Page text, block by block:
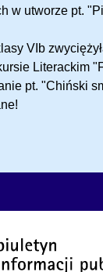
w utworze pt.
VIb
Literackim
pt. "Chiński